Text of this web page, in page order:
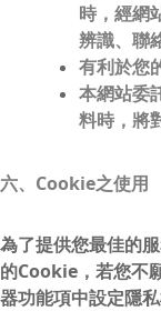
時，經網
辨識、聯
有利於您
本網站委
料時，將
六、Cookie之使用
為了提供您最佳的
的Cookie，若您不
器功能項中設定隱